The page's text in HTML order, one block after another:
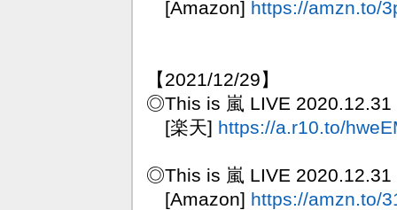
[Amazon] https://amzn.to/
【2021/12/29】
◎This is 嵐 LIVE 2020.12.31
[楽天] https://a.r10.to/
◎This is 嵐 LIVE 2020.12.31
[Amazon] https://amzn.to/